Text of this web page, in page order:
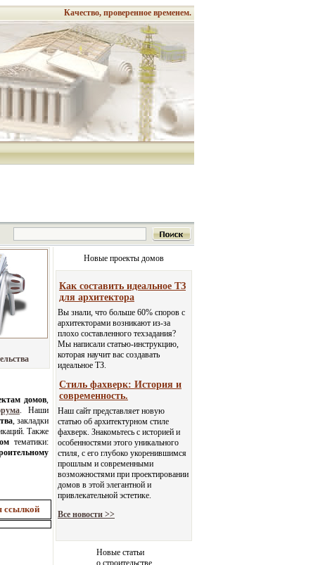
Качество, проверенное временем.
домов,
. Наши
, закладки
Также
тематики:
ссылкой
Новые проекты домов
Как составить идеальное ТЗ
для архитектора
Вы знали, что больше 60% споров с
архитекторами возникают из-за
плохо составленного техзадания?
Мы написали статью-инструкцию,
которая научит вас создавать
идеальное ТЗ.
Стиль фахверк: История и
современность.
Наш сайт представляет новую
статью об архитектурном стиле
фахверк. Знакомьтесь с историей и
особенностями этого уникального
стиля, с его глубоко укоренившимся
прошлым и современными
возможностями при проектировании
домов в этой элегантной и
привлекательной эстетике.
Все новости >>
Новые статьи
о строительстве